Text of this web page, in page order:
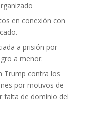
en conexión con
a prisión por
a menor.
Trump contra los
por motivos de
falta de dominio del